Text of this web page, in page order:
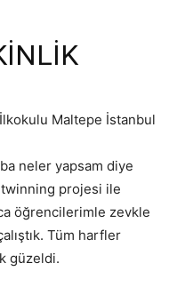
İlkokulu Maltepe İstanbul
neler yapsam diye
projesi ile
öğrencilerimle zevkle
Tüm harfler
güzeldi.